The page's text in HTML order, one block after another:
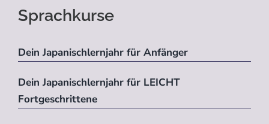
Sprachkurse
Dein Japanischlernjahr für Anfänger
Dein Japanischlernjahr für LEICHT
Fortgeschrittene